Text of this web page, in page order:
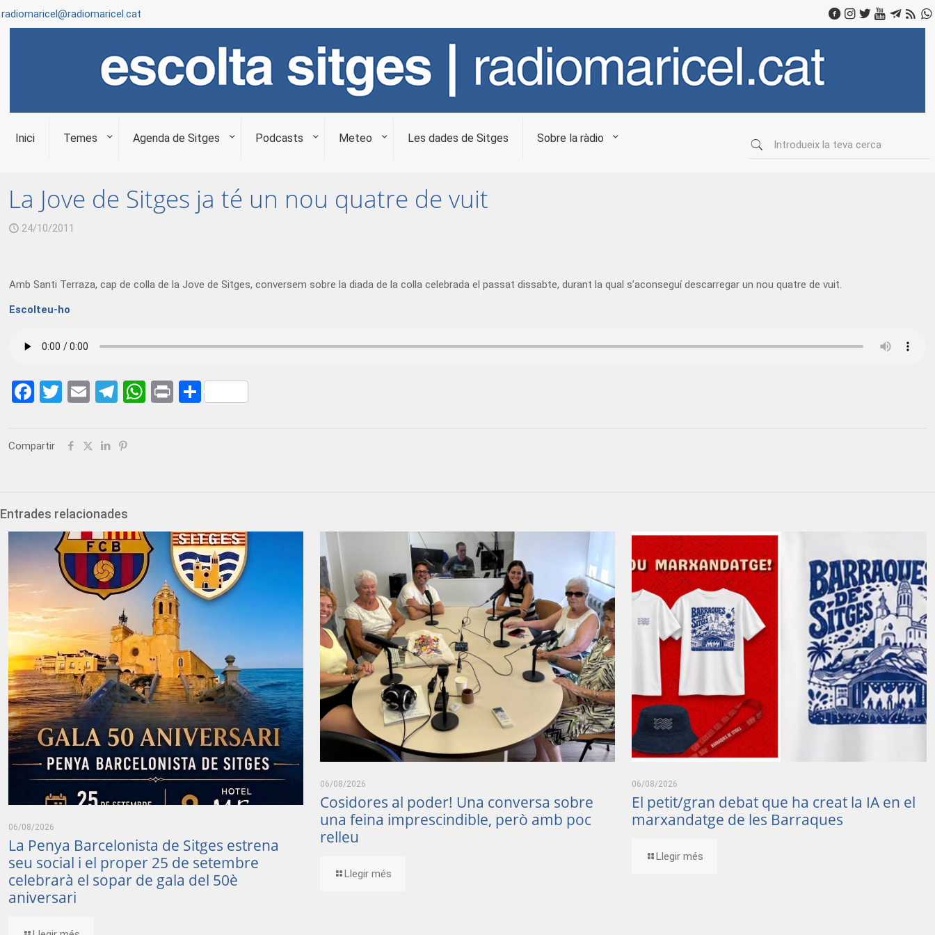
radiomaricel@radiomaricel.cat
Inici Temes Agenda de Sitges Podcasts Meteo Les dades de Sitges Sobre la ràdio
La Jove de Sitges ja té un nou quatre de vuit
24/10/2011
Amb Santi Terraza, cap de colla de la Jove de Sitges, conversem sobre la diada de la colla celebrada el passat dissabte, durant la qual s’aconseguí descarregar un nou quatre de vuit.
Escolteu-ho
Facebook
Twitter
EmailTelegram
WhatsApp
PrintShare
Compartir
Entrades relacionades
06/08/2026
La Penya Barcelonista de Sitges estrena
seu social i el proper 25 de setembre
celebrarà el sopar de gala del 50è
aniversari
06/08/2026
Cosidores al poder! Una conversa sobre
una feina imprescindible, però amb poc
relleu
Llegir més
06/08/2026
El petit/gran debat que ha creat la IA en el
marxandatge de les Barraques
Llegir més